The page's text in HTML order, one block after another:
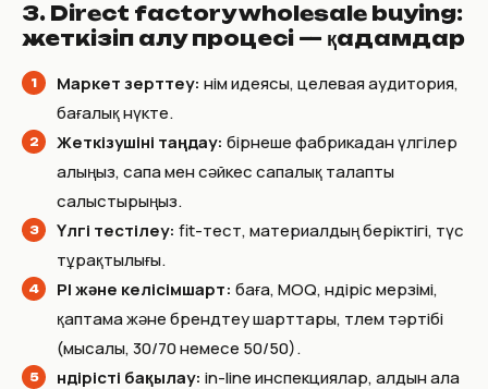
3. Direct factory wholesale buying:
жеткізіп алу процесі — қадамдар
Маркет зерттеу: өнім идеясы, целевая аудитория,
бағалық нүкте.
Жеткізушіні таңдау: бірнеше фабрикадан үлгілер
алыңыз, сапа мен сәйкес сапалық талапты
салыстырыңыз.
Үлгі тестілеу: fit-тест, материалдың беріктігі, түс
тұрақтылығы.
PI және келісімшарт: баға, MOQ, өндіріс мерзімі,
қаптама және брендтеу шарттары, төлем тәртібі
(мысалы, 30/70 немесе 50/50).
Өндірісті бақылау: in-line инспекциялар, алдын ала